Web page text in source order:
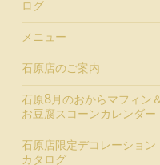
ログ
メニュー
石原店のご案内
石原8月のおからマフィン
お豆腐スコーンカレンダー
石原店限定デコレーション
カタログ